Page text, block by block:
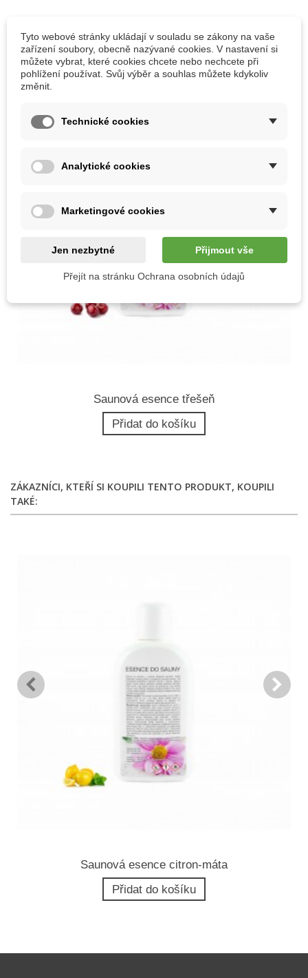
30 DALŠÍCH PRODUKTŮ VE STEJNÉ KATEGORII:
Saunová esence třešeň
Přidat do košíku
ZÁKAZNÍCI, KTEŘÍ SI KOUPILI TENTO PRODUKT, KOUPILI
TAKÉ:
Saunová esence citron-máta
Přidat do košíku
Tyto webové stránky ukládají v souladu se zákony na vaše
zařízení soubory, obecně nazývané cookies. V nastavení si
můžete vybrat, které cookies chcete nebo nechcete při
pohlížení používat. Svůj výběr a souhlas můžete kdykoliv
změnit.
Technické cookies
Analytické cookies
Marketingové cookies
Jen nezbytné Přijmout vše
Přejít na stránku Ochrana osobních údajů